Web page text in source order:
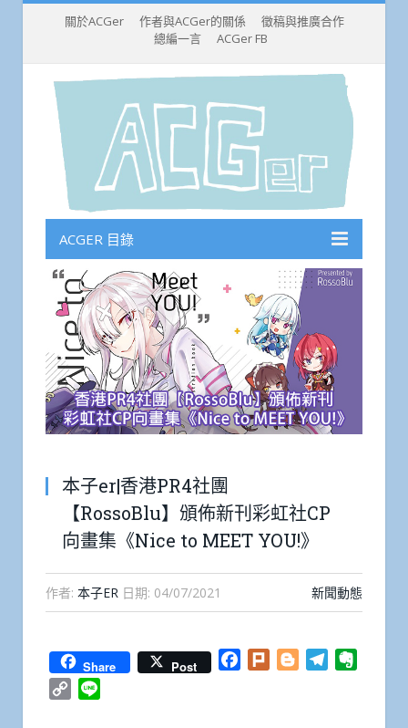
關於ACGer 作者與ACGer的關係
徵稿與推廣合作
總編一言
ACGer FB
ACGER 目錄
本子er|香港PR4社團
【RossoBlu】頒佈新刊彩虹社CP
向畫集《Nice to MEET YOU!》
作者: 本子ER 日期: 04/07/2021 新聞動態
Share Post Facebook
Plurk BloggerTelegram
Copy